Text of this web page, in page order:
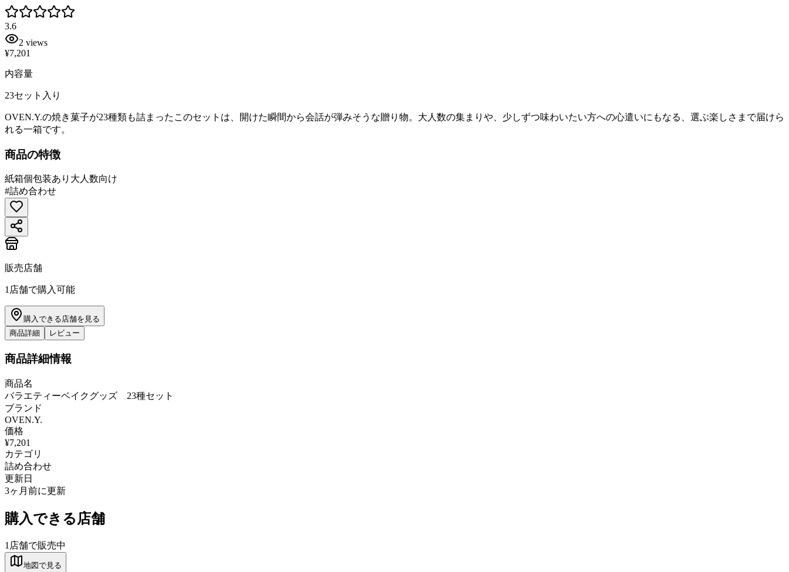
3.6
2 views
¥7,201
内容量
23セット入り
OVEN.Y.の焼き菓子が23種類も詰まったこのセットは、開けた瞬間から会話が弾みそうな贈り物。大人数の集まりや、少しずつ味わいたい方への心遣いにもなる、選ぶ楽しさまで届けら
れる一箱です。
商品の特徴
紙箱個包装あり 大人数向け
#詰め合わせ
販売店舗
1 店舗で購入可能
購入できる店舗を見る
商品詳細
レビュー
商品詳細情報
商品名
バラエティーベイクグッズ 23種セット
ブランド
OVEN.Y.
価格
¥7,201
カテゴリ
詰め合わせ
更新日
3ヶ月前に更新
購入できる店舗
1 店舗で販売中
地図で見る